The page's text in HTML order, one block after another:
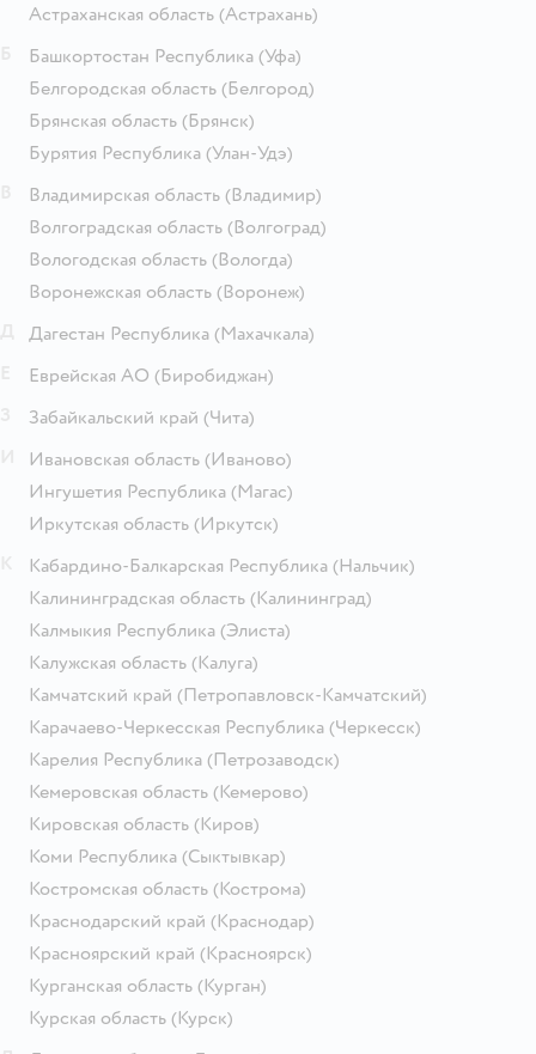
Астраханская область (Астрахань)
Башкортостан Республика (Уфа)
Белгородская область (Белгород)
Брянская область (Брянск)
Бурятия Республика (Улан-Удэ)
Владимирская область (Владимир)
Волгоградская область (Волгоград)
Вологодская область (Вологда)
Воронежская область (Воронеж)
Дагестан Республика (Махачкала)
Еврейская АО (Биробиджан)
Забайкальский край (Чита)
Ивановская область (Иваново)
Ингушетия Республика (Магас)
Иркутская область (Иркутск)
Кабардино-Балкарская Республика (Нальчик)
Калининградская область (Калининград)
Калмыкия Республика (Элиста)
Калужская область (Калуга)
Камчатский край (Петропавловск-Камчатский)
Карачаево-Черкесская Республика (Черкесск)
Карелия Республика (Петрозаводск)
Кемеровская область (Кемерово)
Кировская область (Киров)
Коми Республика (Сыктывкар)
Костромская область (Кострома)
Краснодарский край (Краснодар)
Красноярский край (Красноярск)
Курганская область (Курган)
Курская область (Курск)